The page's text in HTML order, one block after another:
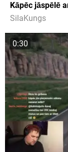
Kāpēc jāspēlē
SilaKungs
0:30